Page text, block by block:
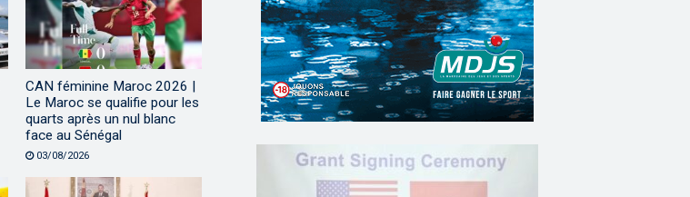
CAN féminine Maroc 2026 |
Le Maroc se qualifie pour les
quarts après un nul blanc
face au Sénégal
03/08/2026